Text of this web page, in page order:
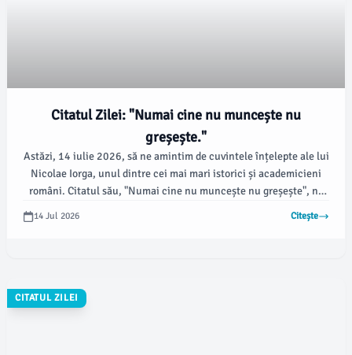
Citatul Zilei: "Numai cine nu muncește nu
greșește."
Astăzi, 14 iulie 2026, să ne amintim de cuvintele înțelepte ale lui
Nicolae Iorga, unul dintre cei mai mari istorici și academicieni
români. Citatul său, "Numai cine nu muncește nu greșește", ne
încurajează să vedem eroarea ca pe o parte firească a procesului
14 Jul 2026 Citește
CITATUL ZILEI